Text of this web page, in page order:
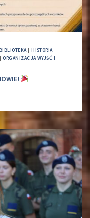
|HISTORIA
ORGANIZACJA WYJŚĆ I